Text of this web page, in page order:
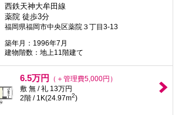
西鉄天神大牟田線
薬院 徒歩3分
福岡県福岡市中央区薬院３丁目3-13
築年月：1996年7月
建物階数：地上11階建て
6.5万円
（＋管理費5,000円）
敷 無 / 礼 13万円
2階 / 1K(24.97m2)